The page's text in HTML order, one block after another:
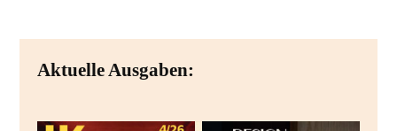
Aktuelle Ausgaben: